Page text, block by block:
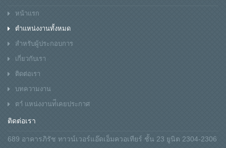
หน้าแรก
ตำแหน่งงานทั้งหมด
สำหรับผู้ประกอบการ
เกี่ยวกับเรา
ติดต่อเรา
บทความงาน
ตาํ แหน่งงานท่ีเคยประกาศ
ติดต่อเรา
689 อาคารภิรัช ทาวน์เวอร์แอ๊ดเอ็มควอเทียร์ ชั้น 23 ยูนิต 2304-2306